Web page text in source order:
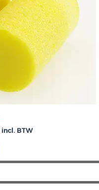
incl. BTW